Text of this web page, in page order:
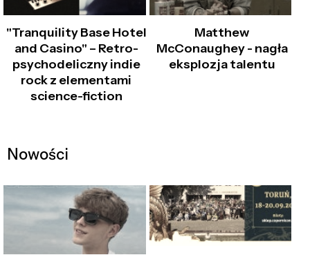
"Tranquility Base Hotel
and Casino" – Retro-
psychodeliczny indie
rock z elementami
science-fiction
Matthew
McConaughey - nagła
eksplozja talentu
Nowości